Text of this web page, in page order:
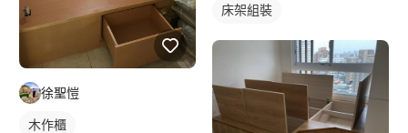
徐聖愷
木作櫃
床架組裝